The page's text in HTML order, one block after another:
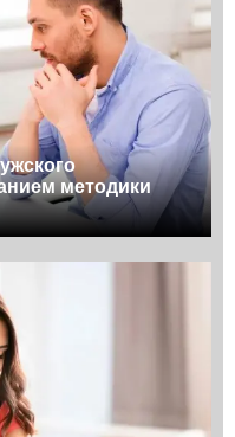
методики